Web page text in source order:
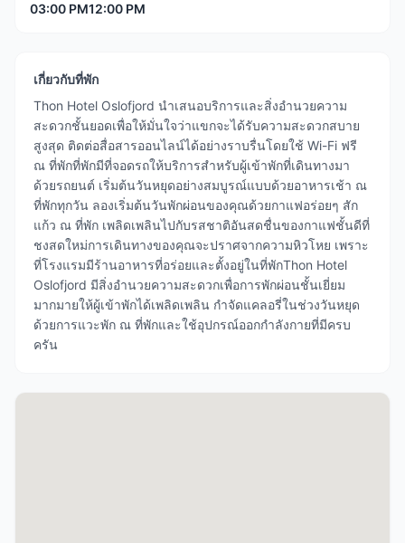
03:00 PM12:00 PM
เกี่ยวกับที่พัก
Thon Hotel Oslofjord นำเสนอบริการและสิ่งอำนวยความ
สะดวกชั้นยอดเพื่อให้มั่นใจว่าแขกจะได้รับความสะดวกสบาย
สูงสุด ติดต่อสื่อสารออนไลน์ได้อย่างราบรื่นโดยใช้ Wi-Fi ฟรี
ณ ที่พักที่พักมีที่จอดรถให้บริการสำหรับผู้เข้าพักที่เดินทางมา
ด้วยรถยนต์ เริ่มต้นวันหยุดอย่างสมบูรณ์แบบด้วยอาหารเช้า ณ
ที่พักทุกวัน ลองเริ่มต้นวันพักผ่อนของคุณด้วยกาแฟอร่อยๆ สัก
แก้ว ณ ที่พัก เพลิดเพลินไปกับรสชาติอันสดชื่นของกาแฟชั้นดีที่
ชงสดใหม่การเดินทางของคุณจะปราศจากความหิวโหย เพราะ
ที่โรงแรมมีร้านอาหารที่อร่อยและตั้งอยู่ในที่พักThon Hotel
Oslofjord มีสิ่งอำนวยความสะดวกเพื่อการพักผ่อนชั้นเยี่ยม
มากมายให้ผู้เข้าพักได้เพลิดเพลิน กำจัดแคลอรี่ในช่วงวันหยุด
ด้วยการแวะพัก ณ ที่พักและใช้อุปกรณ์ออกกำลังกายที่มีครบ
ครัน